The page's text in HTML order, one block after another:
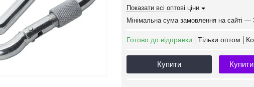
Показати всі оптові ціни
Мінімальна сума замовлення на сайті —
Готово до відправки Тільки оптом
Купити